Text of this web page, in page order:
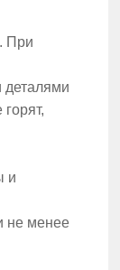
При
деталями
и
не менее